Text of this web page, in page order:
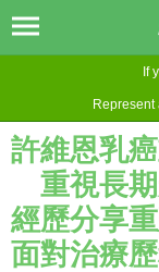
If
許維恩乳
重視長期
經歷分享
面對治療